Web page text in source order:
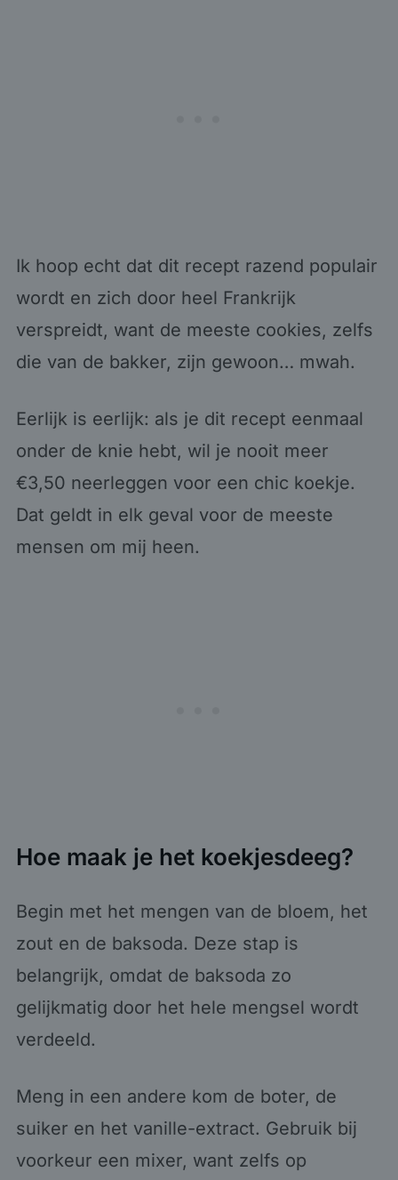
Ik hoop echt dat dit recept razend populair
wordt en zich door heel Frankrijk
verspreidt, want de meeste cookies, zelfs
die van de bakker, zijn gewoon… mwah.
Eerlijk is eerlijk: als je dit recept eenmaal
onder de knie hebt, wil je nooit meer
€3,50 neerleggen voor een chic koekje.
Dat geldt in elk geval voor de meeste
mensen om mij heen.
Hoe maak je het koekjesdeeg?
Begin met het mengen van de bloem, het
zout en de baksoda. Deze stap is
belangrijk, omdat de baksoda zo
gelijkmatig door het hele mengsel wordt
verdeeld.
Meng in een andere kom de boter, de
suiker en het vanille-extract. Gebruik bij
voorkeur een mixer, want zelfs op